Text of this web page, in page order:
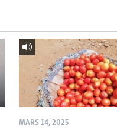
MARS 14, 2025